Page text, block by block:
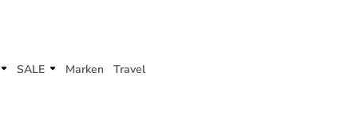
SALE Marken Travel